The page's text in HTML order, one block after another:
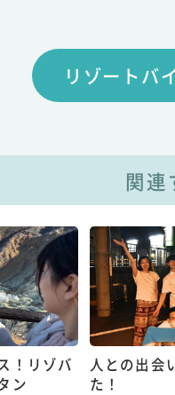
リゾートバ
関連
！リゾバ
ン
人との出会
た！